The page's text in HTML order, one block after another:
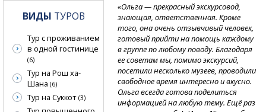
«Ольга — прекрасный экскурсовод,
знающая, ответственная. Кроме
того, она очень отзывчивый человек,
готовый прийти на помощь каждому
в группе по любому поводу. Благодаря
ее советам мы, помимо экскурсий,
посетили несколько музеев, проводили
свободное время интересно и вкусно.
Ольга всегда готова поделиться
информацией на любую тему. Ещё раз
ВИДЫ ТУРОВ
Тур с проживанием
в одной гостинице
(6)
Тур на Рош ха-
Шана (6)
Тур на Суккот (3)